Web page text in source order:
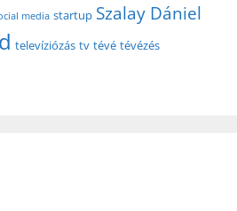
media startup Szalay Dániel
televíziózás tv tévé tévézés